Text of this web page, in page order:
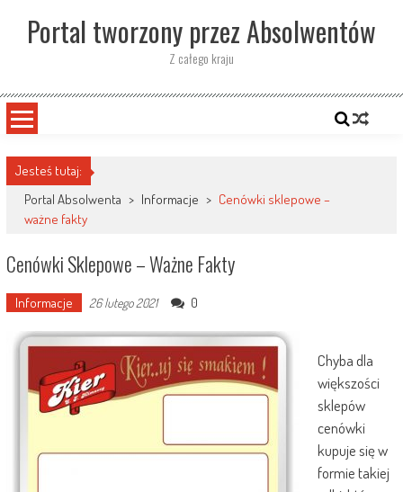
contentPortal tworzony przez Absolwentów
Z całego kraju
Jesteś tutaj:
Portal Absolwenta > Informacje > Cenówki sklepowe –
ważne fakty
Cenówki Sklepowe – Ważne Fakty
Informacje 26 lutego 2021 0
Chyba dla
większości
sklepów
cenówki
kupuje się w
formie takiej